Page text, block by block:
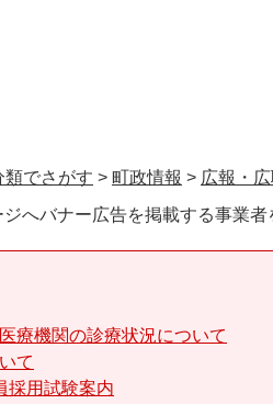
類でさがす > 町政情報 > 広報・
ジへバナー広告を掲載する事業
療機関の診療状況について
て
採用試験案内